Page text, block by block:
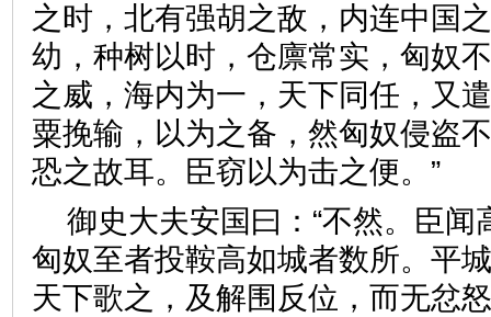
之时，北有强胡之敌，内连中国
幼，种树以时，仓廪常实，匈奴
之威，海内为一，天下同任，又
粟挽输，以为之备，然匈奴侵盗
恐之故耳。臣窃以为击之便
御史大夫安国曰：“不然。臣闻
匈奴至者投鞍高如城者数所。平
天下歌之，及解围反位，而无忿